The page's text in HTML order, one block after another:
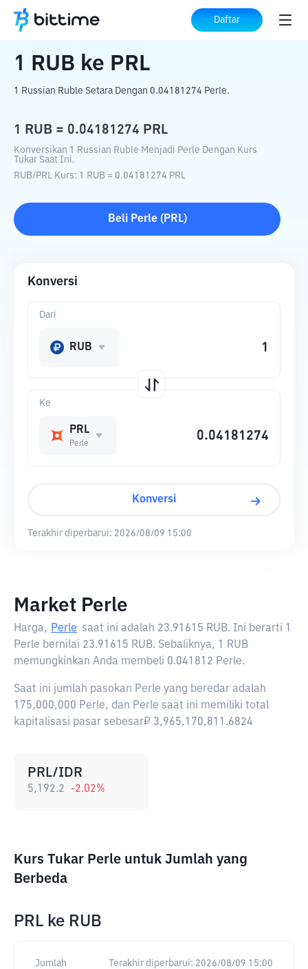
Daftar
Beranda Konverter Kripto ke PRL
1 RUB ke PRL
1 Russian Ruble Setara Dengan 0.04181274 Perle.
1 RUB = 0.04181274 PRL
Konversikan 1 Russian Ruble Menjadi Perle Dengan Kurs
Tukar Saat Ini.
RUB/PRL Kurs: 1 RUB = 0.04181274 PRL
Beli Perle( PRL)
Konversi
Ke
PRL
Perle
Dari
RUB
Konversi
Terakhir diperbarui: 2026/08/09 15:00
Market Perle
Harga, Perle saat ini adalah 23.91615 RUB. Ini berarti 1
Perle bernilai 23.91615 RUB. Sebaliknya, 1 RUB
memungkinkan Anda membeli 0.041812 Perle.
Saat ini jumlah pasokan Perle yang beredar adalah
175,000,000 Perle, dan Perle saat ini memiliki total
kapitalisasi pasar sebesar₽ 3,965,170,811.6824
PRL/IDR
5,192.2 -2.02%
Kurs Tukar Perle untuk Jumlah yang
Berbeda
PRL ke RUB
Jumlah Terakhir diperbarui: 2026/08/09 15:00